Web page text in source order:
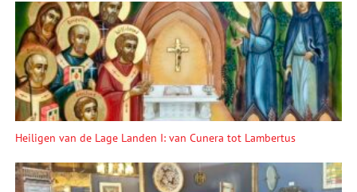
Heiligen van de Lage Landen I: van Cunera tot Lambertus